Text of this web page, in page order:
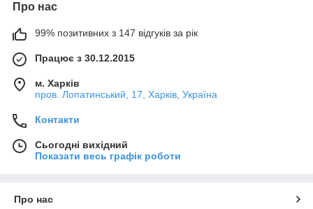
Про нас
99% позитивних з 147 відгуків за рік
Працює з 30.12.2015
м. Харків
пров. Лопатинський, 17, Харків, Україна
Контакти
Сьогодні вихідний
Показати весь графік роботи
Про нас